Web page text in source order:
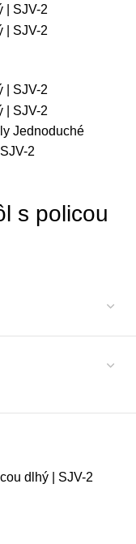
Jednoduché
2
s policou
dlhý | SJV-2